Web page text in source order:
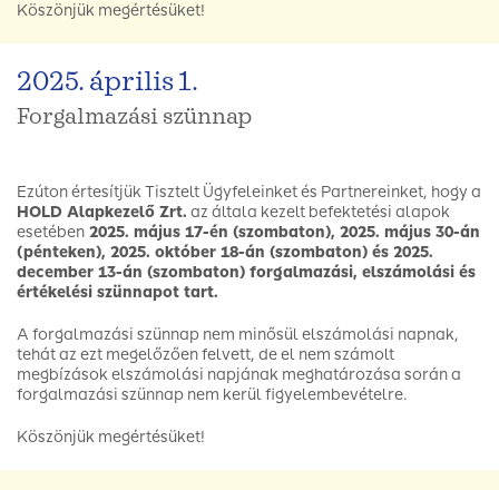
Köszönjük megértésüket!
2025. április 1.
Forgalmazási szünnap
Ezúton értesítjük Tisztelt Ügyfeleinket és Partnereinket, hogy a
HOLD Alapkezelő Zrt. az általa kezelt befektetési alapok
esetében 2025. május 17-én (szombaton), 2025. május 30-án
(pénteken), 2025. október 18-án (szombaton) és 2025.
december 13-án (szombaton) forgalmazási, elszámolási és
értékelési szünnapot tart.
A forgalmazási szünnap nem minősül elszámolási napnak,
tehát az ezt megelőzően felvett, de el nem számolt
megbízások elszámolási napjának meghatározása során a
forgalmazási szünnap nem kerül figyelembevételre.
Köszönjük megértésüket!